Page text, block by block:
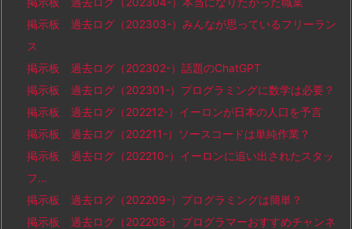
掲示板 過去ログ（202303-）みんなが思っているフリーラン
ス
掲示板 過去ログ（202302-）話題のChatGPT
掲示板 過去ログ（202301-）プログラミングに数学は必要？
掲示板 過去ログ（202212-）イーロンが日本の人口を予言
掲示板 過去ログ（202211-）ソースコードは単純作業？
掲示板 過去ログ（202210-）イーロンに追い出されたスタッ
フ…
掲示板 過去ログ（202209-）プログラミングは簡単？
掲示板 過去ログ（202208-）プログラマーおすすめチャンネ